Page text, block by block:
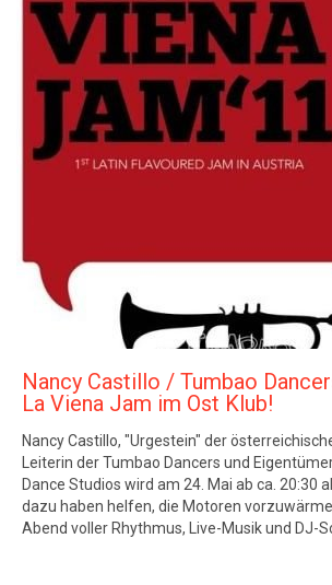
Nancy Castillo / Tumbao
La Viena Jam im Ost Klub!
Nancy Castillo, "Urgestein" der
Leiterin der Tumbao Dancers und
Dance Studios wird am 24. Mai ab ca. 20:30
dazu haben helfen, die Motoren
Abend voller Rhythmus, Live-Musik und DJ-